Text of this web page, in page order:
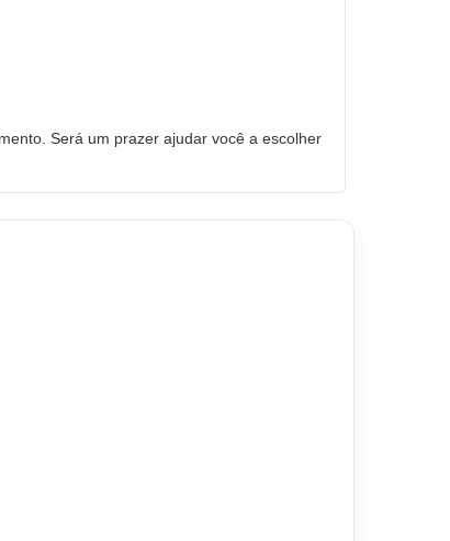
Será um prazer ajudar você a escolher